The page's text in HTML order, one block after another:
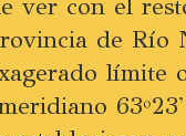
de Río
límite